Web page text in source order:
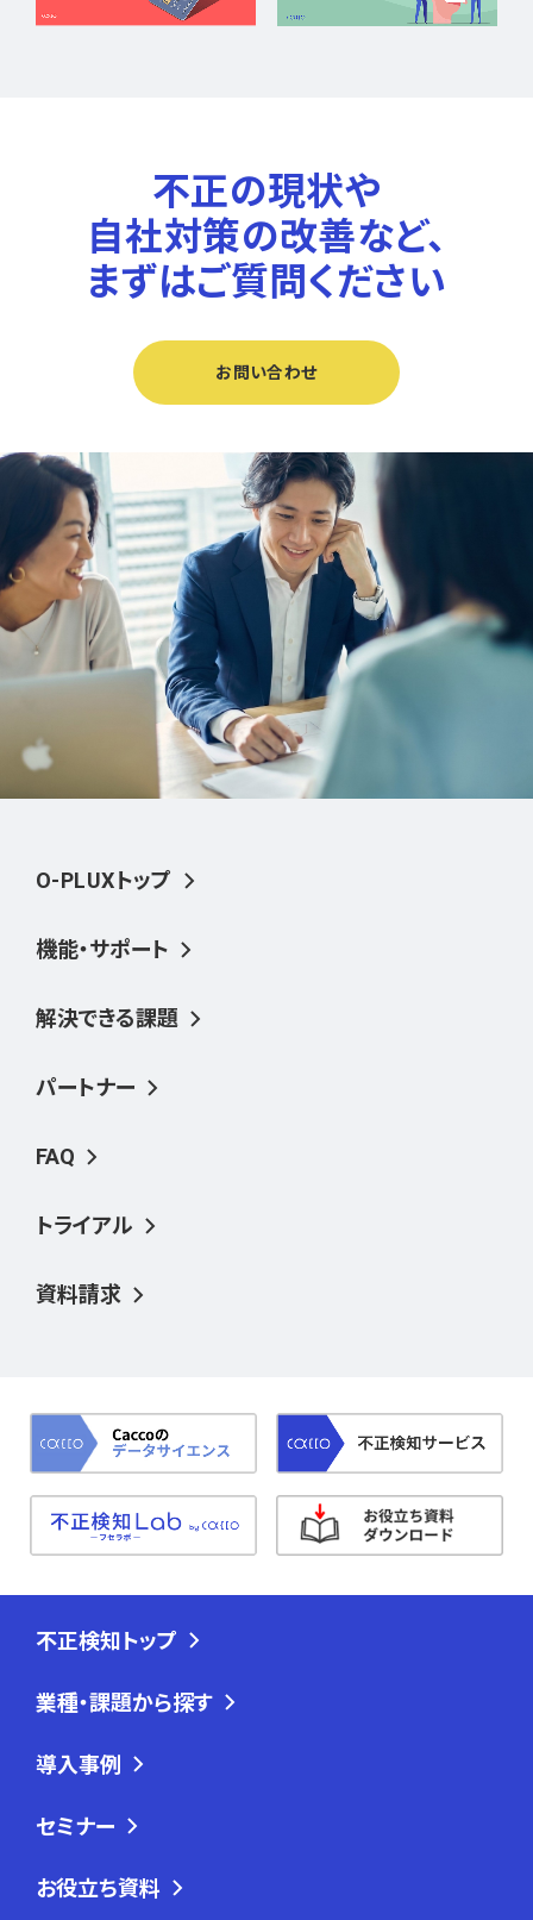
不正の現状や
自社対策の改善など、
まずはご質問ください
お問い合わせ
O-PLUXトップ
機能・サポート
解決できる課題
パートナー
FAQ
トライアル
資料請求
不正検知トップ
業種・課題から探す
導入事例
セミナー
お役立ち資料